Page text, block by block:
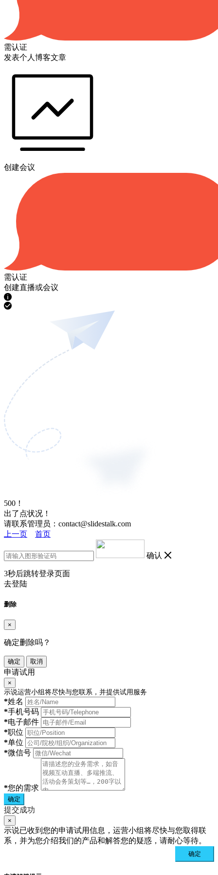
需认证
发表个人博客文章
创建会议
需认证
创建直播或会议
500！
出了点状况！
请联系管理员：contact@slidestalk.com
上一页
首页
确认
3秒后跳转登录页面
去登陆
删除
×
确定删除吗？
确定 取消
申请试用
×
示说运营小组将尽快与您联系，并提供试用服务
*姓名
*手机号码
*电子邮件
*职位
*单位
*微信号
*您的需求
确定
提交成功
×
示说已收到您的申请试用信息，运营小组将尽快与您取得联
系，并为您介绍我们的产品和解答您的疑惑，请耐心等待。
确定